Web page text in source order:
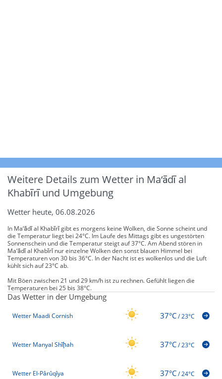
Weitere Details zum Wetter in Ma‘ādī al
Khabīrī und Umgebung
Wetter heute, 06.08.2026
In Ma‘ādī al Khabīrī gibt es morgens keine Wolken, die Sonne scheint und
die Temperatur liegt bei 24°C. Im Laufe des Mittags gibt es ungestörten
Sonnenschein und die Temperatur steigt auf 37°C. Am Abend stören in
Ma‘ādī al Khabīrī nur einzelne Wolken den sonst blauen Himmel bei
Temperaturen von 30 bis 36°C. In der Nacht ist es wolkenlos und die Luft
kühlt sich auf 23°C ab.
Mit Böen zwischen 21 und 29 km/h ist zu rechnen. Gefühlt liegen die
Temperaturen bei 25 bis 38°C.
Das Wetter in der Umgebung
Wetter Maadi Cornish 37°C/23°C
Wetter Manyal Shīḩah 37°C/23°C
Wetter El-Pârûqîya 37°C/24°C